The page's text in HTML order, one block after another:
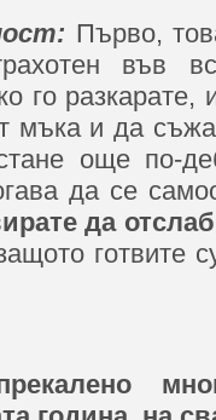
Първо,
във
го разкарате,
мъка и да
още по-
да се
да
готвите